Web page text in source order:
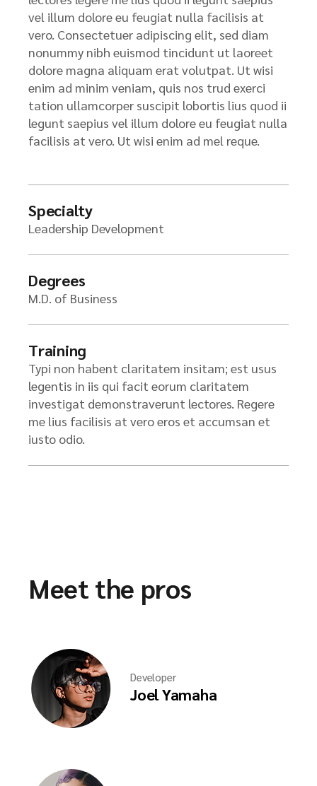
vel illum dolore eu feugiat nulla facilisis at
vero. Consectetuer adipiscing elit, sed diam
nonummy nibh euismod tincidunt ut laoreet
dolore magna aliquam erat volutpat. Ut wisi
enim ad minim veniam, quis nos trud exerci
tation ullamcorper suscipit lobortis lius quod ii
legunt saepius vel illum dolore eu feugiat nulla
facilisis at vero. Ut wisi enim ad mel reque.
Specialty
Leadership Development
Degrees
M.D. of Business
Training
Typi non habent claritatem insitam; est usus
legentis in iis qui facit eorum claritatem
investigat demonstraverunt lectores. Regere
me lius facilisis at vero eros et accumsan et
iusto odio.
Meet the pros
Developer
Joel Yamaha